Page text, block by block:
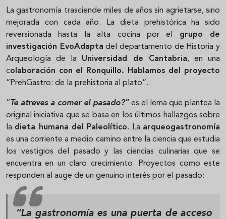
La gastronomía trasciende miles de años sin agrietarse, sino
mejorada con cada año. La dieta prehistórica ha sido
reversionada hasta la alta cocina por el grupo de
investigación EvoAdapta del departamento de Historia y
Arqueología de la Universidad de Cantabria, en una
colaboración con el Ronquillo. Hablamos del proyecto
“PrehGastro: de la prehistoria al plato”.
“ Te atreves a comer el pasado?” es el lema que plantea la
original iniciativa que se basa en los últimos hallazgos sobre
la dieta humana del Paleolítico. La arqueogastronomía
es una corriente a medio camino entre la ciencia que estudia
los vestigios del pasado y las ciencias culinarias que se
encuentra en un claro crecimiento. Proyectos como este
responden al auge de un genuino interés por el pasado:
“La gastronomía es una puerta de acceso